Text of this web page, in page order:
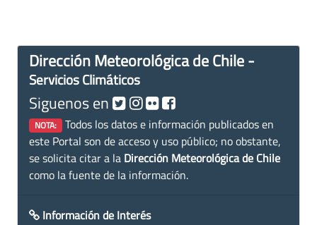
Dirección Meteorológica de Chile -
Servicios Climáticos
Siguenos en
NOTA: Todos los datos e información publicados en
este Portal son de acceso y uso público; no obstante,
se solicita citar a la Dirección Meteorológica de Chile
como la fuente de la información.
Información de Interés